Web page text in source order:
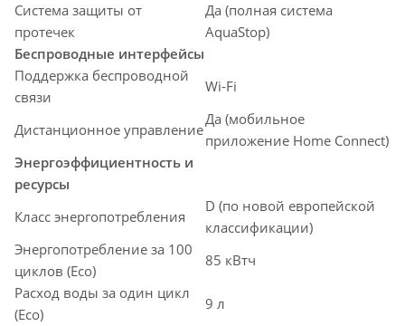
Система защиты от
протечек
Да (полная система
AquaStop)
Беспроводные интерфейсы
Поддержка беспроводной
связи
Wi-Fi
Дистанционное управление
Да (мобильное
приложение Home Connect)
Энергоэффициентность и
ресурсы
Класс энергопотребления
D (по новой европейской
классификации)
Энергопотребление за 100
циклов (Eco)
85 кВтч
Расход воды за один цикл
(Eco)
9 л